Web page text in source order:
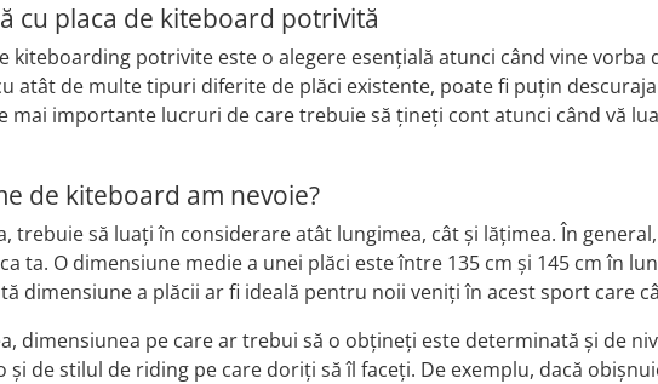
cu placa de kiteboard potrivită
kiteboarding potrivite este o alegere esențială atunci când vine vorba
atât de multe tipuri diferite de plăci existente, poate fi puțin
mai importante lucruri de care trebuie să țineți cont atunci când vă
de kiteboard am nevoie?
trebuie să luați în considerare atât lungimea, cât și lățimea. În
ta. O dimensiune medie a unei plăci este între 135 cm și 145 cm în
dimensiune a plăcii ar fi ideală pentru noii veniți în acest sport care
dimensiunea pe care ar trebui să o obțineți este determinată și de
și de stilul de riding pe care doriți să îl faceți. De exemplu, dacă